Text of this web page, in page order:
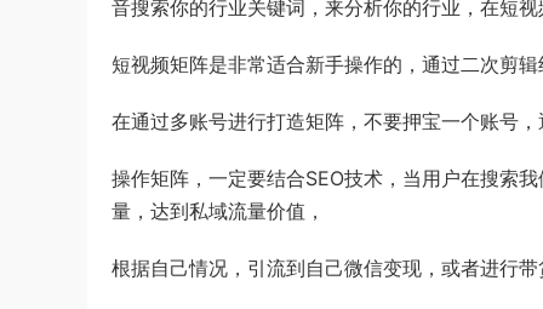
音搜索你的行业关键词，来分析你的行业，在短
短视频矩阵是非常适合新手操作的，通过二次剪
在通过多账号进行打造矩阵，不要押宝一个账号
操作矩阵，一定要结合SEO技术，当用户在搜索
量，达到私域流量价值，
根据自己情况，引流到自己微信变现，或者进行